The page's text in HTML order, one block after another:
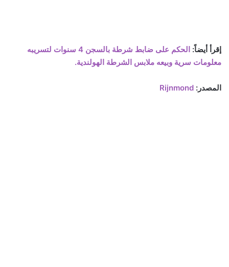
إقرأ أيضاً:
الحكم على ضابط شرطة بالسجن 4 سنوات لتسريبه
معلومات سرية وبيعه ملابس الشرطة الهولندية.
المصدر: Rijnmond